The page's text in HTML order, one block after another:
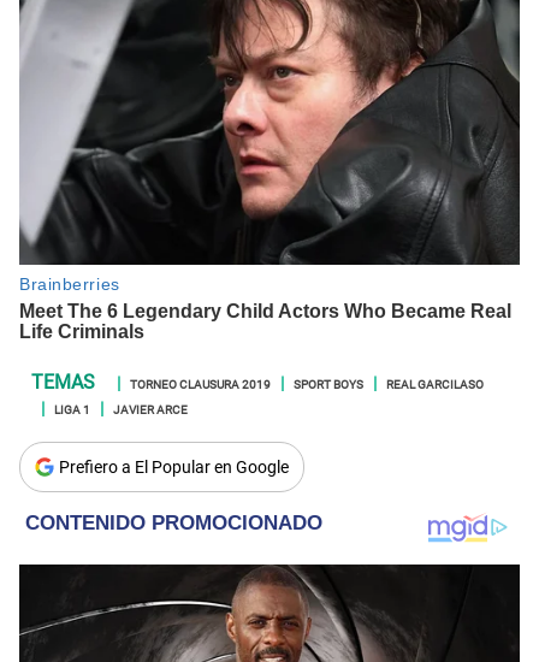
TORNEO CLAUSURA 2019 SPORT BOYS
REAL GARCILASO
LIGA 1
JAVIER ARCE
Prefiero a El Popular en Google